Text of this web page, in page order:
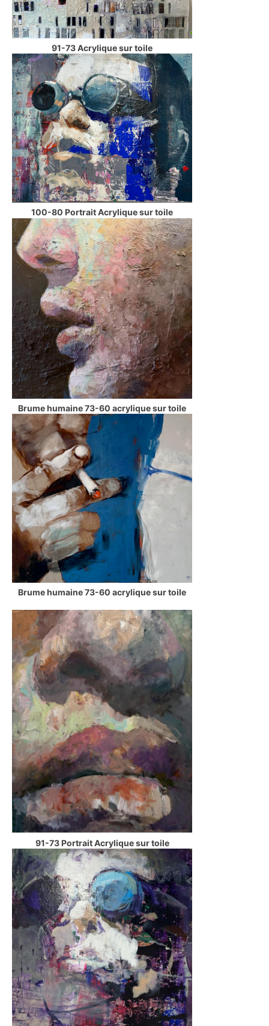
91-73 Acrylique sur toile
100-80 Portrait Acrylique sur toile
Brume humaine 73-60 acrylique sur toile
Brume humaine 73-60 acrylique sur toile
91-73 Portrait Acrylique sur toile